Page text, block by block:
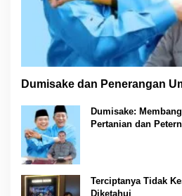
Dumisake dan Penerangan
Dumisake:
Pertanian dan
Terciptanya Tidak
Diketahui